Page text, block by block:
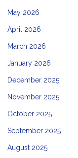
May 2026
April 2026
March 2026
January 2026
December 2025
November 2025
October 2025
September 2025
August 2025